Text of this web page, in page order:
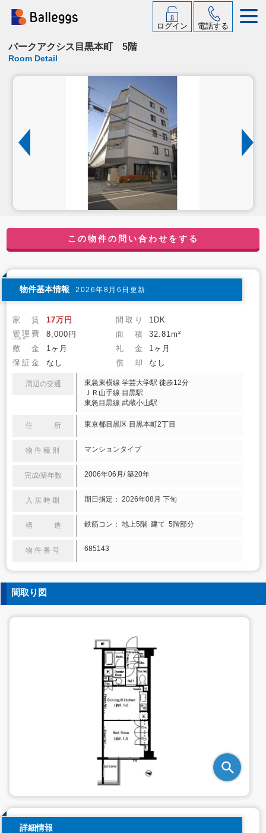
ログイン 電話する
パークアクシス目黒本町 5階
Room Detail
この物件の問い合わせをする
物件基本情報 2026年8月6日更新
家 賃 17万円 間取り
1DK
管理費
(共益費) 8,000円 面 積
32.81m²
敷 金
1ヶ月 礼 金
1ヶ月
保証金
なし 償 却 なし
周辺の交通
東急東横線 学芸大学駅 徒歩12分
ＪＲ山手線 目黒駅
東急目黒線 武蔵小山駅
住 所 東京都目黒区 目黒本町2丁目
物件種別 マンションタイプ
完成/築年数 2006年06月/ 築20年
入居時期 期日指定： 2026年08月 下旬
構 造 鉄筋コン： 地上5階 建て 5階部分
物件番号 685143
間取り図
詳細情報